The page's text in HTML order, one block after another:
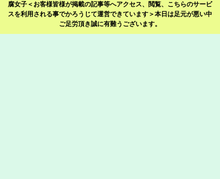
腐女子＜お客様皆様が掲載の記事等へアクセス、閲覧、こちらのサービ
スを利用される事でかろうじて運営できています＞本日は足元が悪い中
ご足労頂き誠に有難うございます。